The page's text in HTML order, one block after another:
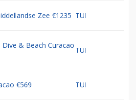
Zee €1235 TUI
Dive & Beach Curacao
TUI
€569 TUI